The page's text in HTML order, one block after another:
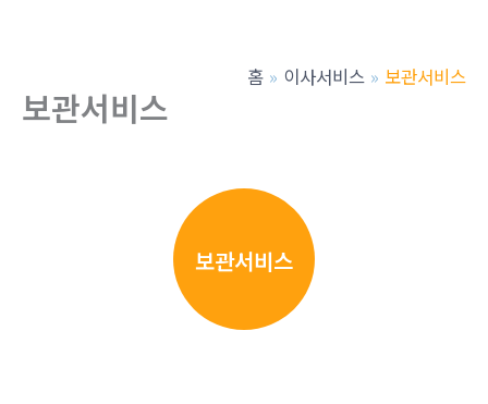
홈 이사서비스 보관서비스
보관서비스
보관서비스